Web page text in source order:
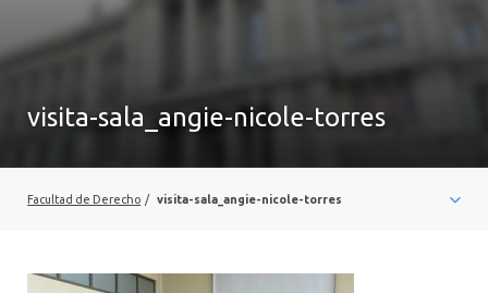
SOBRE LA FACULTAD
VINCULACIÓN CON EL MEDIO
visita-sala_angie-nicole-torres
Facultad de Derecho / visita-sala_angie-nicole-torres